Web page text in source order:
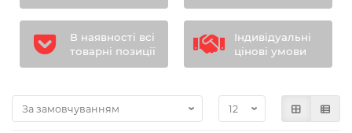
В наявності всі
товарні позиції
Індивідуальні
цінові умови